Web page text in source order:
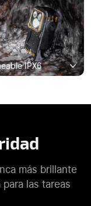
IPX6
más brillante
las tareas